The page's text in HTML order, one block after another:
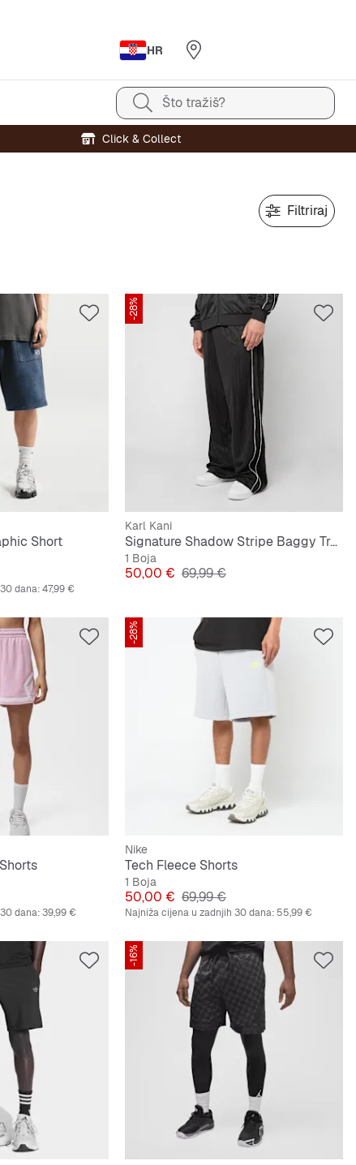
HR
Što tražiš?
Click & Collect
Filtriraj
Short
cijena
dana:47,99 €
-28%
Karl Kani
Signature Shadow Stripe Baggy Trackpants
1 Boja
Cijena
50,00 € Originalna cijena
69,99 €
cijena
dana:39,99 €
-28%
Nike
Tech Fleece Shorts
1 Boja
Cijena
50,00 € Originalna cijena
69,99 €
Najniža cijena u zadnjih 30 dana: 55,99 €
-16%